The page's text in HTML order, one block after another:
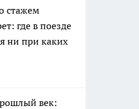
стажем
где в поезде
ни при каких
век: